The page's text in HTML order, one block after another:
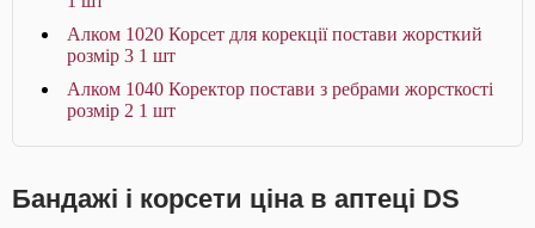
Алком 1020 Корсет для корекції постави жорсткий
розмір 3 1 шт
Алком 1040 Коректор постави з ребрами жорсткості
розмір 2 1 шт
Бандажі і корсети ціна в аптеці DS